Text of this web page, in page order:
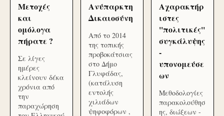
Μετοχές
και
ομόλογα
πήρατε ?
Σε λίγες
ημέρες
κλείνουν δέκα
χρόνια από
την
παραχώρηση
Ανύπαρκτη
Δικαιοσύνη
Από το 2014
της τοπικής
προβοκάτσιας
στο Δήμο
Γλυφάδας,
(κατάλυση
εντολής
χιλιάδων
ψηφοφόρων ,
Αχαρακτήρ
ιστες
''πολιτικές''
συγκάλυψης
-
υπονομεύσε
ων
Μεθοδολογίες
παρακολούθησ
ης, διώξεων -